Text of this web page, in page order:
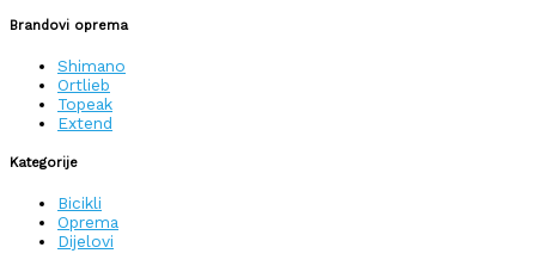
Brandovi oprema
Shimano
Ortlieb
Topeak
Extend
Kategorije
Bicikli
Oprema
Dijelovi